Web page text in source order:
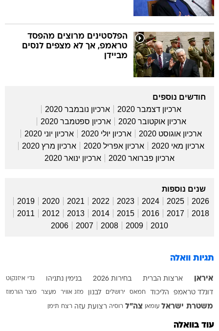
הפלסטינים מרוצים מהפסד
טראמפ, אך לא מצפים לנסים
מביידן
חודשים נוספים
ארכיון דצמבר 2020
ארכיון נובמבר 2020
ארכיון אוקטובר 2020
ארכיון ספטמבר 2020
ארכיון אוגוסט 2020
ארכיון יולי 2020
ארכיון יוני 2020
ארכיון מאי 2020
ארכיון אפריל 2020
ארכיון מרץ 2020
ארכיון פברואר 2020
ארכיון ינואר 2020
שנים נוספות
2026
2025
2024
2023
2022
2021
2020
2019
2018
2017
2016
2015
2014
2013
2012
2011
2010
2009
2008
2007
2006
תגיות וואלה
איראן ארצות הברית בחירות 2026 בנימין נתניהו גדי איזנקוט
דונלד טראמפ הליכוד חמאס ירושלים לבנון מזג אוויר מעצר מצר הורמוז
משטרת ישראל עומאן צה"ל רוסיה רצועת עזה רצח תימן
עוד בוואלה